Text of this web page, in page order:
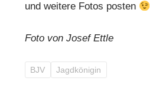
und weitere Fotos posten
Foto von Josef Ettle
BJV Jagdkönigin